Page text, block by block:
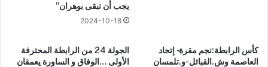
يجب أن تبقى بوهران”
2024-10-18
كأس الرابطة:نجم مقرة- إتحاد
العاصمة وش.القبائل-و.تلمسان
الجولة 24 من الرابطة المحترفة
الأولى …الوفاق و الساورة يعمقان